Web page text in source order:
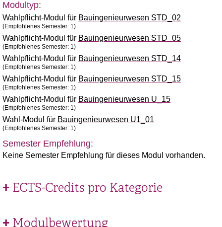
Modultyp:
Wahlpflicht-Modul für Bauingenieurwesen STD_02
(Empfohlenes Semester: 1)
Wahlpflicht-Modul für Bauingenieurwesen STD_05
(Empfohlenes Semester: 1)
Wahlpflicht-Modul für Bauingenieurwesen STD_14
(Empfohlenes Semester: 1)
Wahlpflicht-Modul für Bauingenieurwesen STD_15
(Empfohlenes Semester: 1)
Wahlpflicht-Modul für Bauingenieurwesen U_15
(Empfohlenes Semester: 1)
Wahl-Modul für Bauingenieurwesen U1_01
(Empfohlenes Semester: 1)
Semester Empfehlung:
Keine Semester Empfehlung für dieses Modul vorhanden.
ECTS-Credits pro Kategorie
Modulbewertung